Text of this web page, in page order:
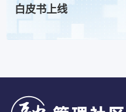
白皮书上线